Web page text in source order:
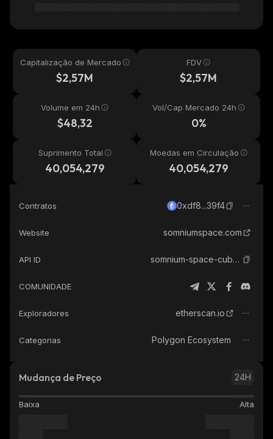
Capitalização de Mercado
$2,57M
FDV
$2,57M
Volume em 24h
$48,32
Vol/Cap Mercado 24h
0%
Suprimento Total
40,054,279
Moedas em Circulação
40,054,279
Contratos 0xdf8...39f4
Website somniumspace.com
API ID somnium-space-cubes
COMUNIDADE
Exploradores etherscan.io
Categorias Polygon Ecosystem
Mudança de Preço 24H
Baixa Alta